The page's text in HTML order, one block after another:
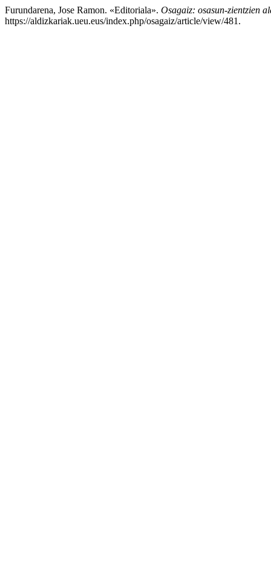
Furundarena, Jose Ramon. «Editoriala». Osagaiz: osasun-zientzien
https://aldizkariak.ueu.eus/index.php/osagaiz/article/view/481.